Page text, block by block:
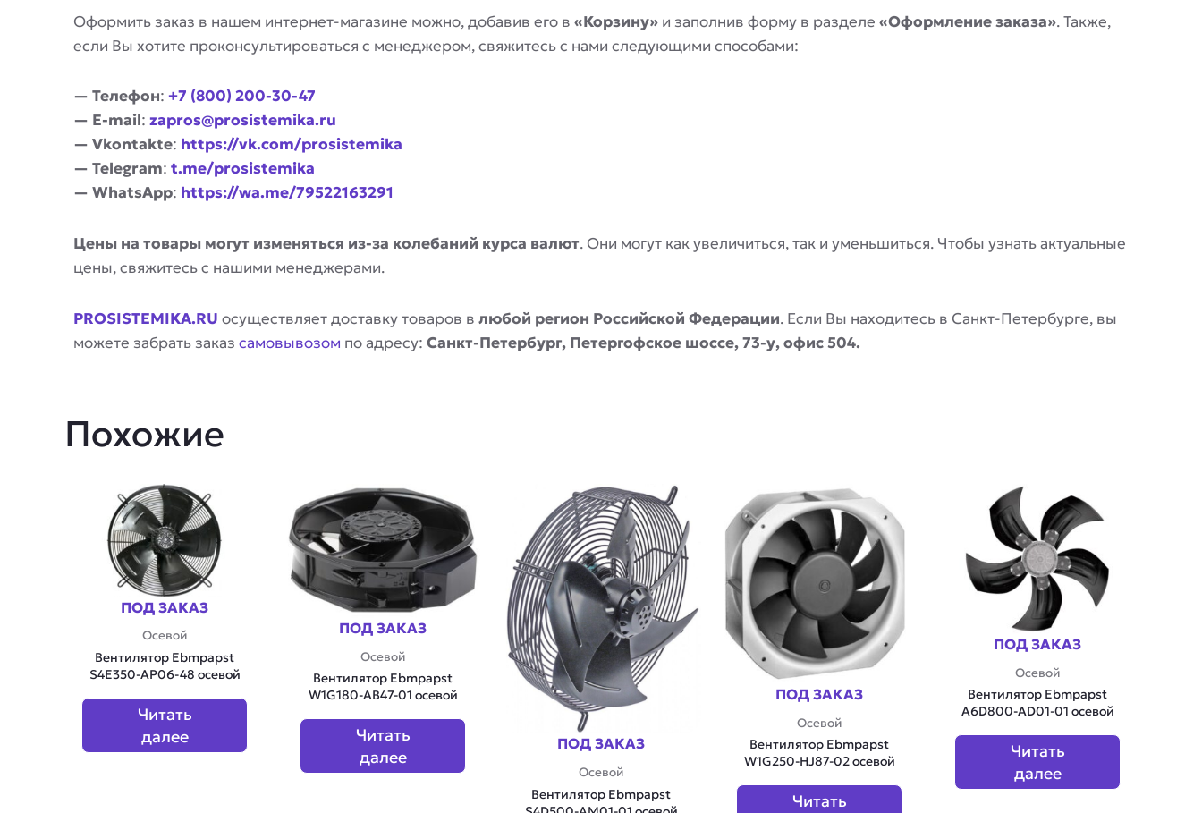
Оформить заказ в нашем интернет-магазине можно, добавив его в «Корзину» и заполнив форму в разделе «Оформление заказа». Также,
если Вы хотите проконсультироваться с менеджером, свяжитесь с нами следующими способами:
— Телефон: +7 (800) 200-30-47
— E-mail: zapros@prosistemika.ru
— Vkontakte: https://vk.com/prosistemika
— Telegram: t.me/prosistemika
— WhatsApp: https://wa.me/79522163291
Цены на товары могут изменяться из-за колебаний курса валют. Они могут как увеличиться, так и уменьшиться. Чтобы узнать актуальные
цены, свяжитесь с нашими менеджерами.
PROSISTEMIKA.RU осуществляет доставку товаров в любой регион Российской Федерации. Если Вы находитесь в Санкт-Петербурге, вы
можете забрать заказ самовывозом по адресу: Санкт-Петербург, Петергофское шоссе, 73-у, офис 504.
Похожие
ПОД ЗАКАЗ
Осевой
Вентилятор Ebmpapst
S4E350-AP06-48 осевой
Читать
далее
ПОД ЗАКАЗ
Осевой
Вентилятор Ebmpapst
W1G180-AB47-01 осевой
Читать
далее
ПОД ЗАКАЗ
Осевой
Вентилятор Ebmpapst
ПОД ЗАКАЗ
Осевой
Вентилятор Ebmpapst
W1G250-HJ87-02 осевой
Читать
ПОД ЗАКАЗ
Осевой
Вентилятор Ebmpapst
A6D800-AD01-01 осевой
Читать
далее